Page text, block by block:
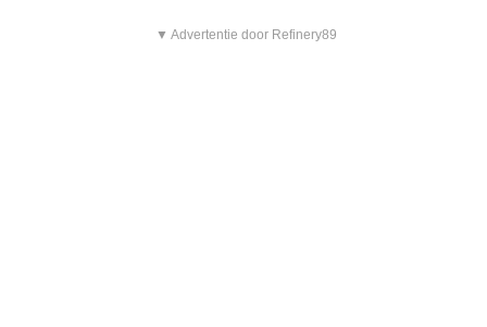
▼ Advertentie door Refinery89